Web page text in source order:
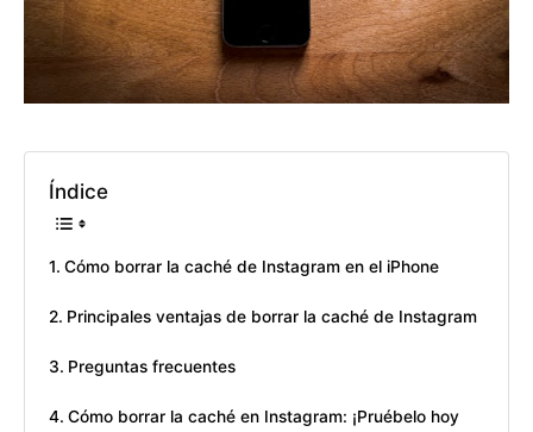
Índice
Cómo borrar la caché de Instagram en el iPhone
Principales ventajas de borrar la caché de Instagram
Preguntas frecuentes
Cómo borrar la caché en Instagram: ¡Pruébelo hoy